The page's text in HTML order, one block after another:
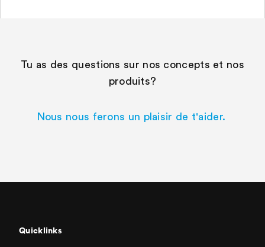
Tu as des questions sur nos concepts et nos
produits?
Nous nous ferons un plaisir de t'aider.
Quicklinks